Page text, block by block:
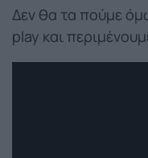
Δεν θα τα πούμε
play και